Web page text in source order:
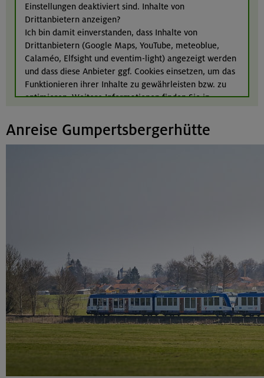
Einstellungen deaktiviert sind. Inhalte von
Drittanbietern anzeigen?
Ich bin damit einverstanden, dass Inhalte von
Drittanbietern (Google Maps, YouTube, meteoblue,
Calaméo, Elfsight und eventim-light) angezeigt werden
und dass diese Anbieter ggf. Cookies einsetzen, um das
Funktionieren ihrer Inhalte zu gewährleisten bzw. zu
optimieren. Weitere Informationen finden Sie in
Anreise Gumpertsbergerhütte